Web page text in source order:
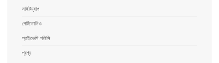
সাইটম্যাপ
পোর্টফোলিও
প্রাইভেসি পলিসি
প্রশ্ন